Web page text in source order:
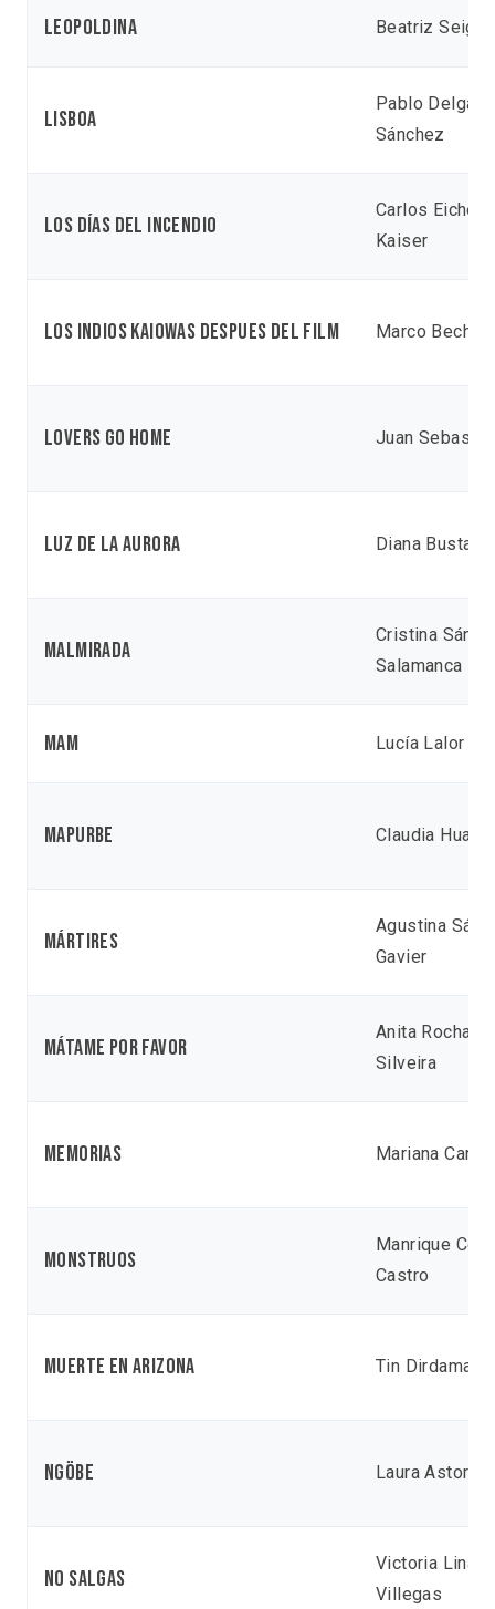
Leopoldina Beatriz
Lisboa
Pablo
Sánchez
Los días del incendio
Carlos
Kaiser
Los indios kaiowas despues del film Marco Bechis
Lovers go home Juan
Luz de la aurora Diana
Malmirada
Cristina
Salamanca
MAM Lucía Lalor
Mapurbe Claudia
Mártires
Agustina
Gavier
Mátame por favor
Anita Rocha
Silveira
Memorias Mariana
Monstruos
Manrique
Castro
Muerte en Arizona Tin Dirdamal
Ngöbe Laura Astorga
No salgas
Victoria
Villegas